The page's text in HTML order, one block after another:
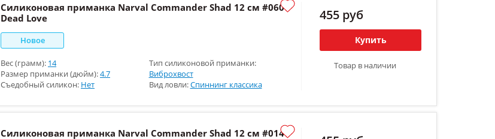
Силиконовая приманка Narval Commander Shad 12 см #060
Dead Love
Новое
Вес (грамм): 14
Размер приманки (дюйм):4.7
Съедобный силикон: Нет
Тип силиконовой приманки:
Виброхвост
Вид ловли:Спиннинг классика
455 руб
Купить
Товар в наличии
Силиконовая приманка Narval Commander Shad 12 см #014